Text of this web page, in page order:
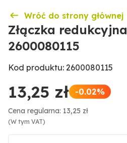
Wróć do strony głównej
Złączka redukcyjna
2600080115
Kod produktu: 2600080115
13,25 zł -0.02%
Cena regularna: 13,25 zł
(W tym VAT)